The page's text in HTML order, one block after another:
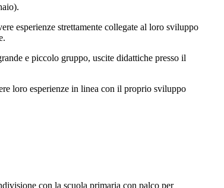
esperienze strettamente collegate al loro sviluppo
e piccolo gruppo, uscite didattiche presso il
loro esperienze in linea con il proprio sviluppo
con la scuola primaria con palco per